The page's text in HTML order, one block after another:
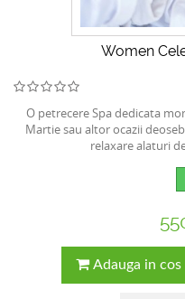
Women
O petrecere Spa dedicata
Martie sau altor ocazii
relaxare alaturi
Adauga in cos